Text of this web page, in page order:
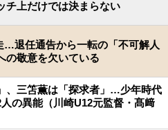
チ上だけでは決まらない
…退任通告から一転の「不可解人
の敬意を欠いている
、三笘薫は「探求者」…少年時代
の異能（川崎U12元監督・髙﨑